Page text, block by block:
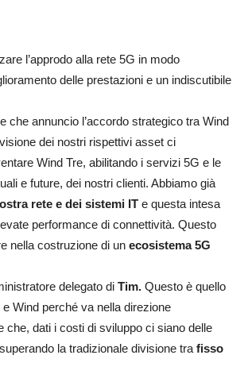
l’approdo alla rete 5G in modo
delle prestazioni e un indiscutibile
che annuncio l’accordo strategico tra Wind
dei nostri rispettivi asset ci
Wind Tre, abilitando i servizi 5G e le
e future, dei nostri clienti. Abbiamo già
rete e dei sistemi IT e questa intesa
performance di connettività. Questo
nella costruzione di un ecosistema 5G
delegato di Tim. Questo è quello
Wind perché va nella direzione
che, dati i costi di sviluppo ci siano delle
la tradizionale divisione tra fisso